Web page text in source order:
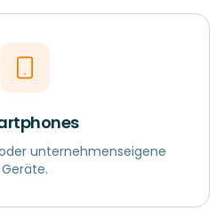
unternehmenseigene
Geräte.